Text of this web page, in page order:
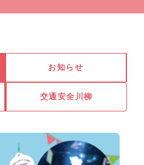
お知らせ
交通安全川柳